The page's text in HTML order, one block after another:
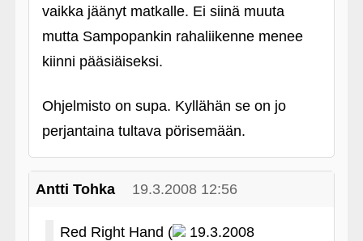
vaikka jäänyt matkalle. Ei siinä muuta
mutta Sampopankin rahaliikenne menee
kiinni pääsiäiseksi.
Ohjelmisto on supa. Kyllähän se on jo
perjantaina tultava pörisemään.
Antti Tohka 19.3.2008 12:56
Red Right Hand (
19.3.2008